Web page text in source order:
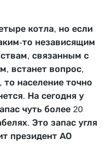
котла, но если
то независящим
связанным с
, встанет вопрос,
то население точно
На сегодня у
чуть более 20
Это запас угля
президент АО